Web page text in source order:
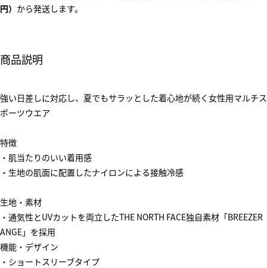
円） から発送します。
商品説明
強い日差しに対応し、夏でもサラッとした着心地が続く女性用マルチス
ポーツウエア
特徴
・肌当たりのいい着用感
・生地の肌面に配置したナイロンによる接触冷感
生地・素材
・通気性とUVカットを両立したTHE NORTH FACE独自素材「BREEZER
ANGE」を採用
機能・デザイン
・ショートスリーブタイプ